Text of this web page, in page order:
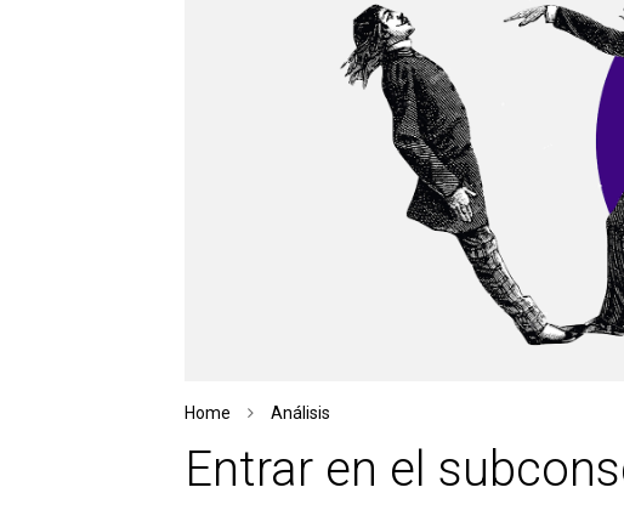
Home Análisis
Entrar en el